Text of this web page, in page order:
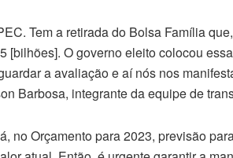
Tem a retirada do Bolsa Família
[bilhões]. O governo eleito colocou
a avaliação e aí nós nos
Barbosa, integrante da equipe de
no Orçamento para 2023, previsão